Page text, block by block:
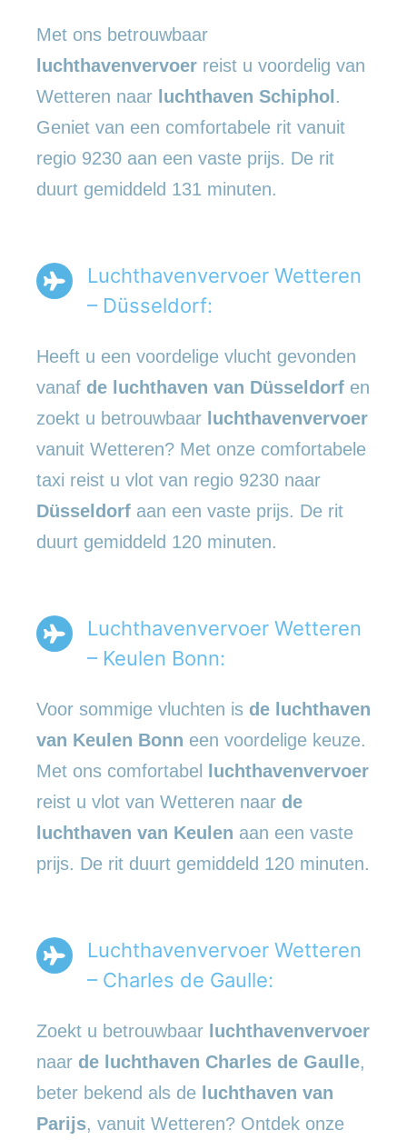
Met ons betrouwbaar
luchthavenvervoer reist u voordelig van
Wetteren naar luchthaven Schiphol .
Geniet van een comfortabele rit vanuit
regio 9230 aan een vaste prijs. De rit
duurt gemiddeld 131 minuten.
Luchthavenvervoer Wetteren
– Düsseldorf:
Heeft u een voordelige vlucht gevonden
vanaf de luchthaven van Düsseldorf en
zoekt u betrouwbaar luchthavenvervoer
vanuit Wetteren? Met onze comfortabele
taxi reist u vlot van regio 9230 naar
Düsseldorf aan een vaste prijs. De rit
duurt gemiddeld 120 minuten.
Luchthavenvervoer Wetteren
– Keulen Bonn:
Voor sommige vluchten is de luchthaven
van Keulen Bonn een voordelige keuze.
Met ons comfortabel
luchthavenvervoer
reist u vlot van Wetteren naar de
luchthaven van Keulen aan een vaste
prijs. De rit duurt gemiddeld 120 minuten.
Luchthavenvervoer Wetteren
– Charles de Gaulle:
Zoekt u betrouwbaar luchthavenvervoer
naar de luchthaven Charles de Gaulle,
beter bekend als de luchthaven van
Parijs, vanuit Wetteren? Ontdek onze